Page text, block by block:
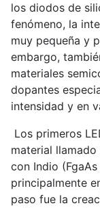
los diodos de
fenómeno, la
muy pequeña y
embargo,
materiales
dopantes
intensidad y en
Los primeros
material
con Indio
principalmente
paso fue la